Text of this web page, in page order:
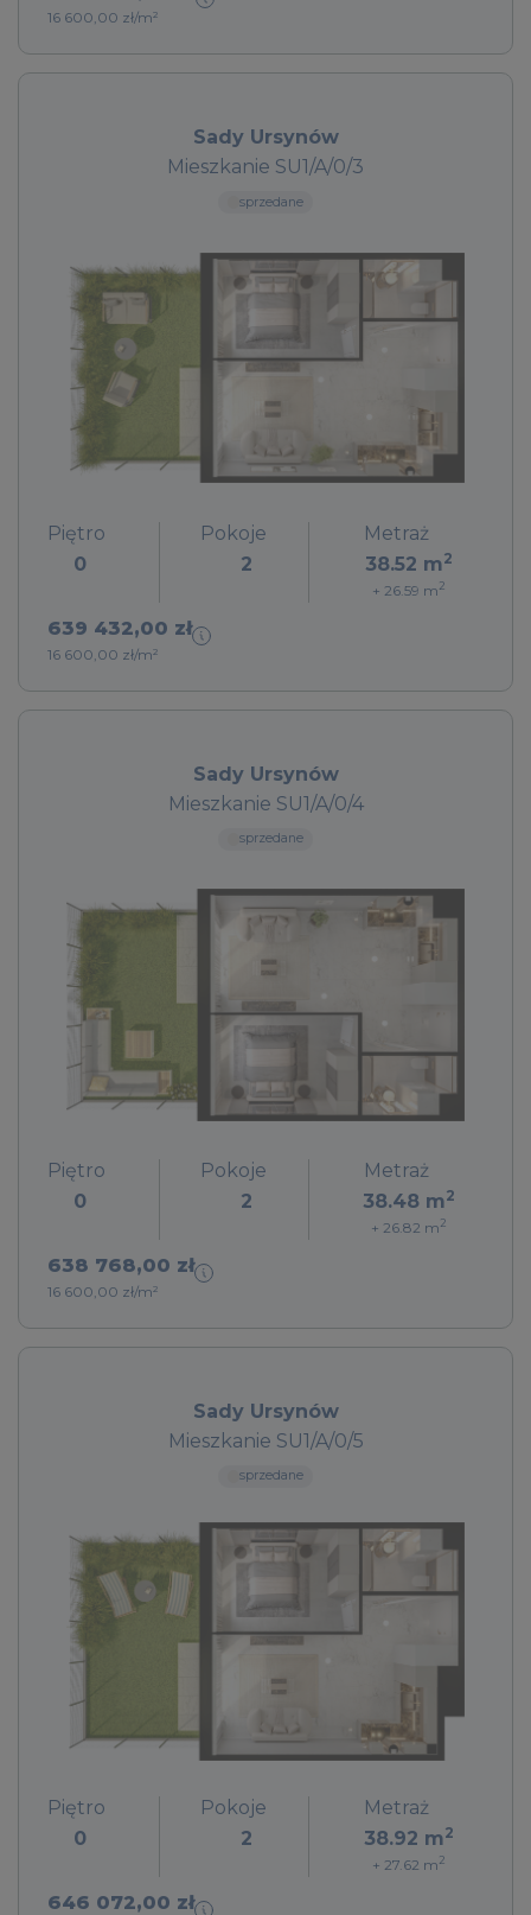
16 600,00 zł/m²
Sady Ursynów
Mieszkanie SU1/A/0/3
sprzedane
Piętro
0
Pokoje
2
Metraż
38.52 m2
+ 26.59 m2
639 432,00 zł
16 600,00 zł/m²
Sady Ursynów
Mieszkanie SU1/A/0/4
sprzedane
Piętro
0
Pokoje
2
Metraż
38.48 m2
+ 26.82 m2
638 768,00 zł
16 600,00 zł/m²
Sady Ursynów
Mieszkanie SU1/A/0/5
sprzedane
Piętro
0
Pokoje
2
Metraż
38.92 m2
+ 27.62 m2
646 072,00 zł